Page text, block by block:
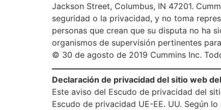
Jackson Street, Columbus, IN 47201.
seguridad o la privacidad, y no toma
personas que crean que su disputa no ha
organismos de supervisión pertinentes
© 30 de agosto de 2019 Cummins Inc.
Declaración de privacidad del sitio web
Este aviso del Escudo de privacidad del
Escudo de privacidad UE-EE. UU. Según